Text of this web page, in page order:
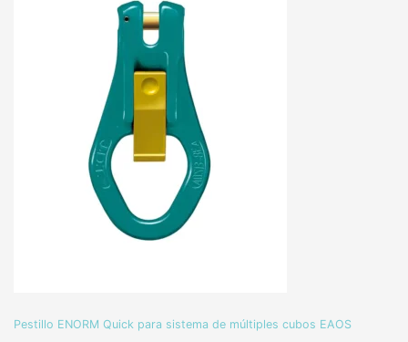
Pestillo ENORM Quick para sistema de múltiples cubos EAOS